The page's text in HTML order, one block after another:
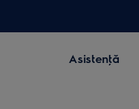
Asistenţă